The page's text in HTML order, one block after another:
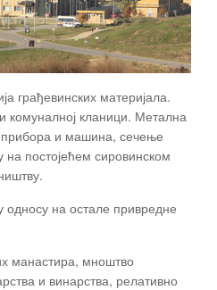
грађевинских материјала.
комуналној кланици. Метална
прибора и машина, сечење
на постојећем сировинском
односу на остале привредне
манастира, мноштво
и винарства, релативно